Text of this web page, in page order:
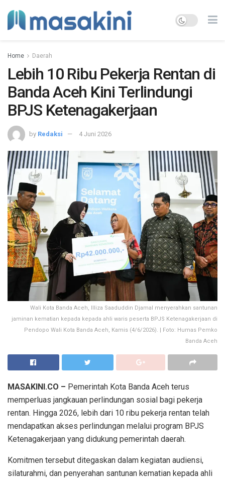
Home Daerah
Lebih 10 Ribu Pekerja Rentan di
Banda Aceh Kini Terlindungi
BPJS Ketenagakerjaan
by Redaksi 4 Juni 2026
Wali Kota Banda Aceh, Illiza Saaduddin Djamal menyerahkan santunan
jaminan kematian kepada kepada ahli waris peserta BPJS Ketenagakerjaan di
Pendopo Wali Kota Banda Aceh, Kamis (4/6/2026). | Foto: Humas Pemko
Banda Aceh
MASAKINI.CO – Pemerintah Kota Banda Aceh terus
memperluas jangkauan perlindungan sosial bagi pekerja
rentan. Hingga 2026, lebih dari 10 ribu pekerja rentan telah
mendapatkan akses perlindungan melalui program BPJS
Ketenagakerjaan yang didukung pemerintah daerah.
Komitmen tersebut ditegaskan dalam kegiatan audiensi,
silaturahmi, dan penyerahan santunan kematian kepada ahli